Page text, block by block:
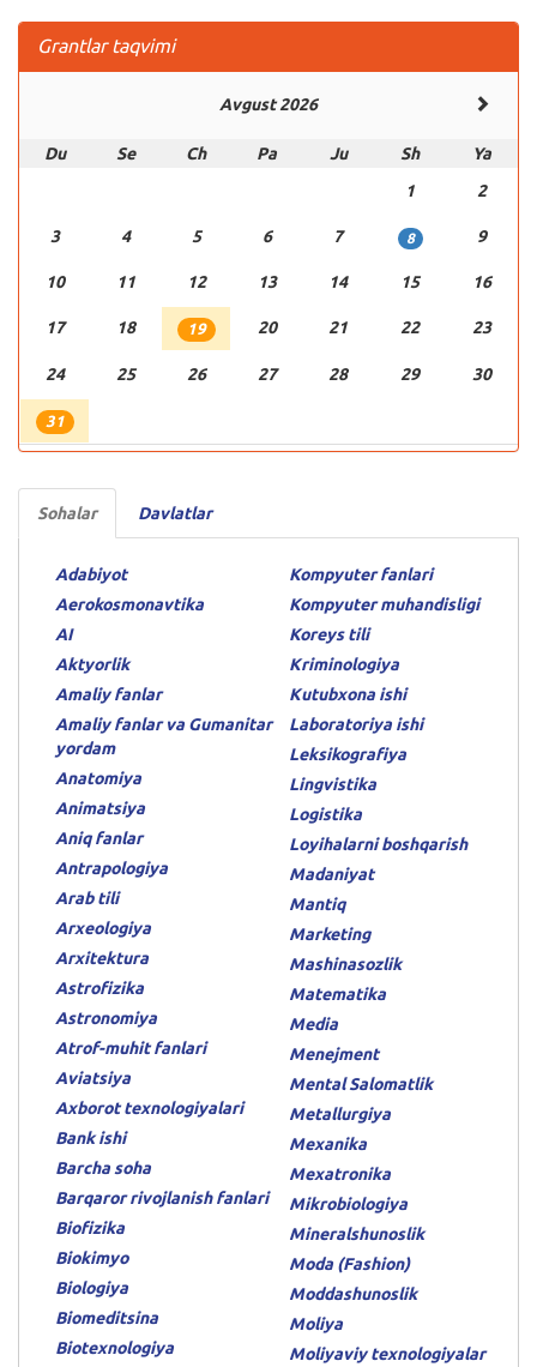
Grantlar taqvimi
Avgust 2026
Du Se Ch Pa Ju Sh
Ya
1
2
3 4 5 6 7 8 9
10 11 12 13 14 15 16
17 18 19 20 21 22 23
24 25 26 27 28 29 30
31
Sohalar Davlatlar
Adabiyot
Aerokosmonavtika
AI
Aktyorlik
Amaliy fanlar
Amaliy fanlar va Gumanitar
yordam
Anatomiya
Animatsiya
Aniq fanlar
Antrapologiya
Arab tili
Arxeologiya
Arxitektura
Astrofizika
Astronomiya
Atrof-muhit fanlari
Aviatsiya
Axborot texnologiyalari
Bank ishi
Barcha soha
Barqaror rivojlanish fanlari
Biofizika
Biokimyo
Biologiya
Biomeditsina
Biotexnologiya
Kompyuter fanlari
Kompyuter muhandisligi
Koreys tili
Kriminologiya
Kutubxona ishi
Laboratoriya ishi
Leksikografiya
Lingvistika
Logistika
Loyihalarni boshqarish
Madaniyat
Mantiq
Marketing
Mashinasozlik
Matematika
Media
Menejment
Mental Salomatlik
Metallurgiya
Mexanika
Mexatronika
Mikrobiologiya
Mineralshunoslik
Moda (Fashion)
Moddashunoslik
Moliya
Moliyaviy texnologiyalar